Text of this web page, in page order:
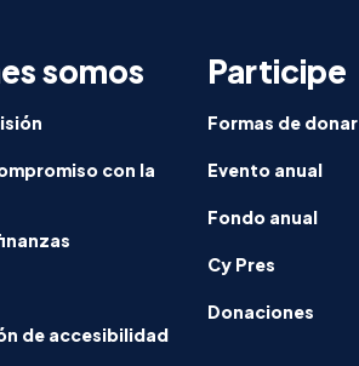
somos
con la
de accesibilidad
Participe
Formas de donar
Evento anual
Fondo anual
Cy Pres
Donaciones